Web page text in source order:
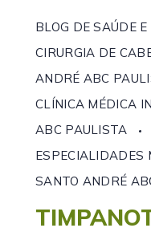
BLOG DE SAÚDE
CIRURGIA DE
ANDRÉ ABC
CLÍNICA MÉDICA
ABC PAULISTA
ESPECIALIDADES
SANTO ANDRÉ